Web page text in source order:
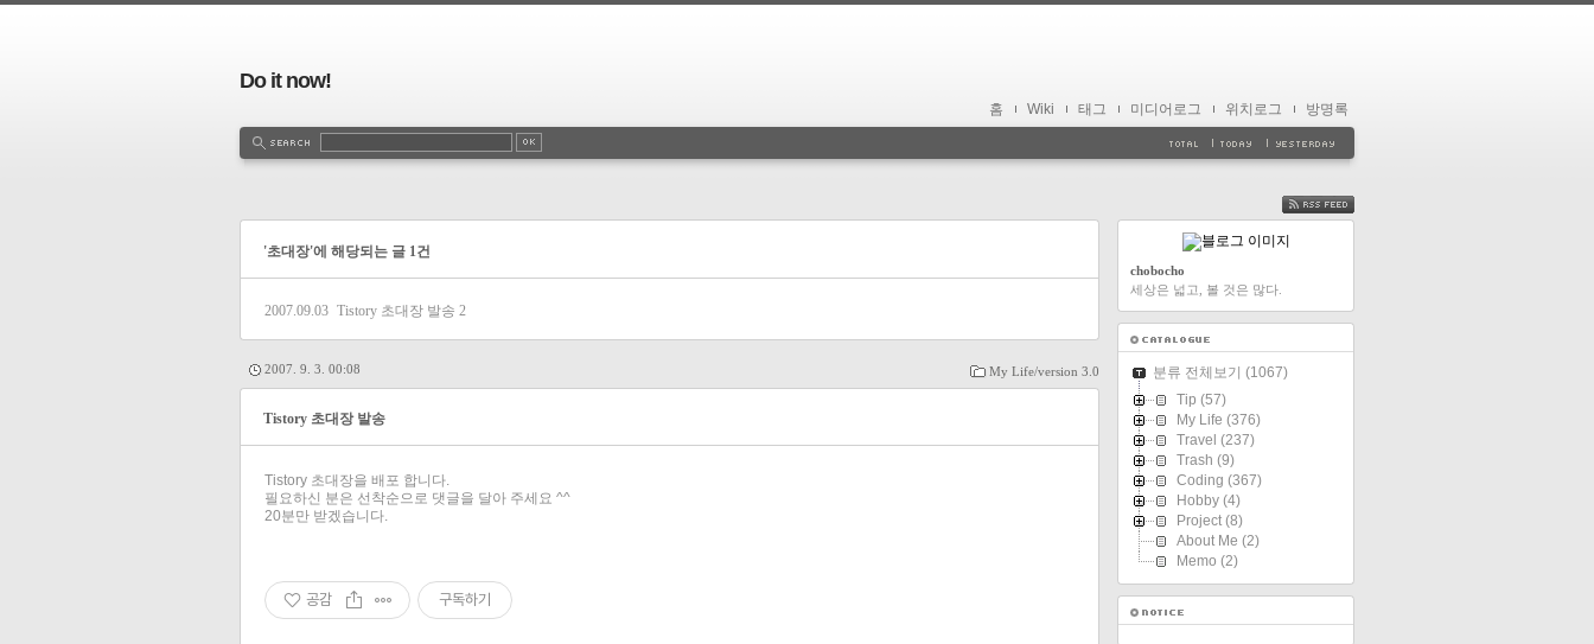
Do it now!
홈 Wiki 태그 미디어로그 위치로그 방명록
'초대장'에 해당되는 글 1건
2007.09.03 Tistory 초대장 발송 2
My Life/version 3.0
2007. 9. 3. 00:08
Tistory 초대장 발송
Tistory 초대장을 배포 합니다.
필요하신 분은 선착순으로 댓글을 달아 주세요 ^^
20분만 받겠습니다.
공감 구독하기
FEED
chobocho
세상은 넓고, 볼 것은 많다.
분류 전체보기 (1067)
Tip (57)
My Life (376)
Travel (237)
Trash (9)
Coding (367)
Hobby (4)
Project (8)
About Me (2)
Memo (2)